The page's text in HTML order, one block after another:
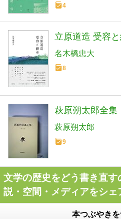
4
立原道造 受容
名木橋忠大
8
萩原朔太郎全集
萩原朔太郎
9
文学の歴史をどう書き直
説・空間・メディアをシェ
本つぶやきを